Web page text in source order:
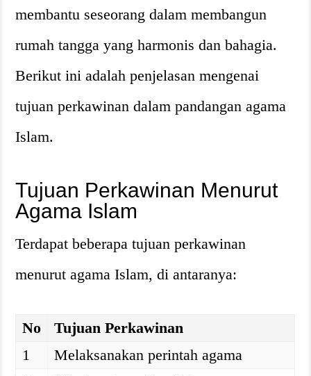
membantu seseorang dalam membangun
rumah tangga yang harmonis dan bahagia.
Berikut ini adalah penjelasan mengenai
tujuan perkawinan dalam pandangan agama
Islam.
Tujuan Perkawinan Menurut
Agama Islam
Terdapat beberapa tujuan perkawinan
menurut agama Islam, di antaranya:
No
Tujuan Perkawinan
1
Melaksanakan perintah agama